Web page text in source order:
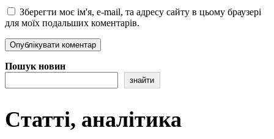
Зберегти моє ім'я, e-mail, та адресу сайту в цьому браузері
для моїх подальших коментарів.
Пошук новин
знайти
Статті, аналітика